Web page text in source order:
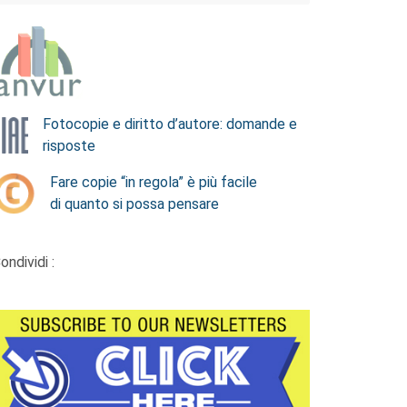
Fotocopie e diritto d’autore: domande e
risposte
Fare copie “in regola” è più facile
di quanto si possa pensare
: